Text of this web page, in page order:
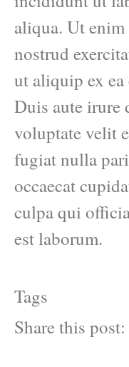
aliqua. Ut
nostrud
ut aliquip ex
Duis aute irure
voluptate velit
fugiat nulla
occaecat
culpa qui
est laborum.
Tags
Share this post: